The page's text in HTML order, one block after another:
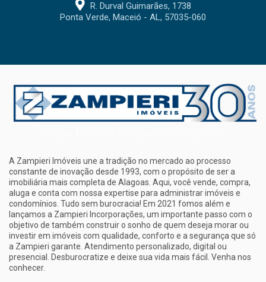
R. Durval Guimarães, 1738
Ponta Verde, Maceió - AL, 57035-060
A Zampieri Imóveis une a tradição no mercado ao processo
constante de inovação desde 1993, com o propósito de ser a
imobiliária mais completa de Alagoas. Aqui, você vende, compra,
aluga e conta com nossa expertise para administrar imóveis e
condomínios. Tudo sem burocracia! Em 2021 fomos além e
lançamos a Zampieri Incorporações, um importante passo com o
objetivo de também construir o sonho de quem deseja morar ou
investir em imóveis com qualidade, conforto e a segurança que só
a Zampieri garante. Atendimento personalizado, digital ou
presencial. Desburocratize e deixe sua vida mais fácil. Venha nos
conhecer.